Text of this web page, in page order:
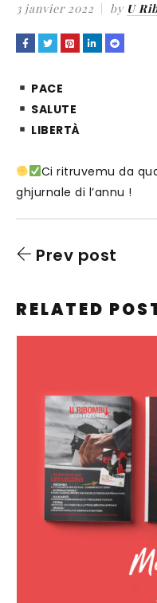
3 janvier 2022 by U
PACE
SALUTE
LIBERTÀ
Ci ritruvemu da
ghjurnale di l’annu !
Prev post
RELATED